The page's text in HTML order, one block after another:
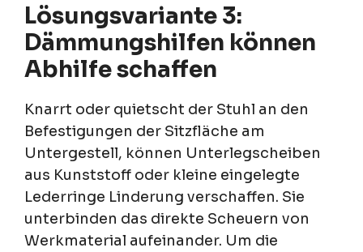
Lösungsvariante 3:
Dämmungshilfen können
Abhilfe schaffen
Knarrt oder quietscht der Stuhl an den
Befestigungen der Sitzfläche am
Untergestell, können Unterlegscheiben
aus Kunststoff oder kleine eingelegte
Lederringe Linderung verschaffen. Sie
unterbinden das direkte Scheuern von
Werkmaterial aufeinander. Um die